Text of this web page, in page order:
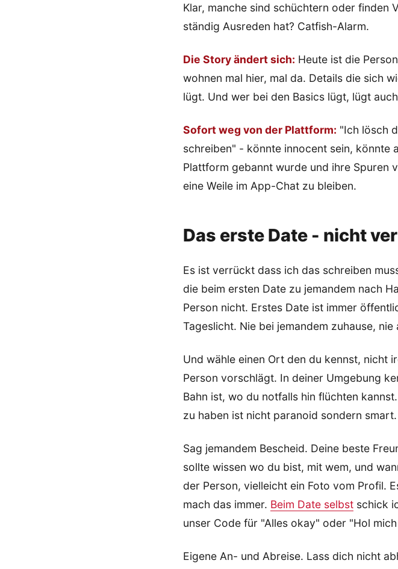
Klar, manche sind schüchtern oder finden
ständig Ausreden hat? Catfish-Alarm.
Die Story ändert sich: Heute ist die
wohnen mal hier, mal da. Details die sich
lügt. Und wer bei den Basics lügt, lügt
Sofort weg von der Plattform: "Ich lösch
schreiben" - könnte innocent sein, könnte
Plattform gebannt wurde und ihre Spuren
eine Weile im App-Chat zu bleiben.
Das erste Date - nicht
Es ist verrückt dass ich das schreiben
die beim ersten Date zu jemandem nach
Person nicht. Erstes Date ist immer
Tageslicht. Nie bei jemandem zuhause,
Und wähle einen Ort den du kennst, nicht
Person vorschlägt. In deiner Umgebung
Bahn ist, wo du notfalls hin flüchten
zu haben ist nicht paranoid sondern smart.
Sag jemandem Bescheid. Deine beste
sollte wissen wo du bist, mit wem, und
der Person, vielleicht ein Foto vom Profil.
mach das immer. Beim Date selbst schick
unser Code für "Alles okay" oder "Hol
Eigene An- und Abreise. Lass dich nicht